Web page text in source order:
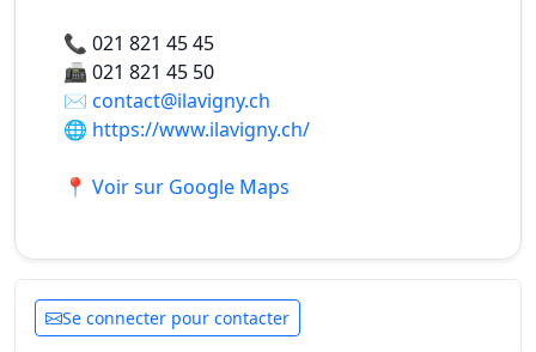
📞 021 821 45 45
📠021 821 45 50
✉️ contact@ilavigny.ch
🌐 https://www.ilavigny.ch/
📍 Voir sur Google Maps
Se connecter pour contacter